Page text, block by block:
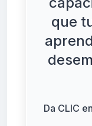
que
Da CLIC